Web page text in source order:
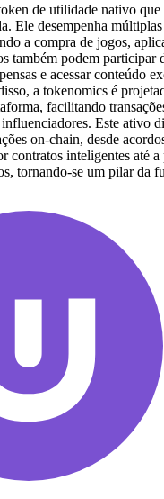
de utilidade nativo que
Ele desempenha
a compra de jogos,
também podem participar
e acessar conteúdo
a tokenomics é
facilitando
Este ativo
on-chain, desde
contratos inteligentes até a
tornando-se um pilar da